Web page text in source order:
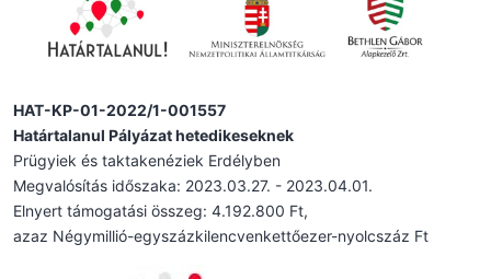
HAT-KP-01-2022/1-001557
Határtalanul Pályázat hetedikeseknek
Prügyiek és taktakenéziek Erdélyben
Megvalósítás időszaka: 2023.03.27. - 2023.04.01.
Elnyert támogatási összeg: 4.192.800 Ft,
azaz Négymillió-egyszázkilencvenkettőezer-nyolcszáz Ft